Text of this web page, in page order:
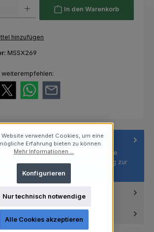
In den Warenkorb
hinzufügen
MSSX269
unseres beliebten Junior Cup. Alle
Cups, jedoch mit besserem Zugang zur
Website verwendet Cookies, um eine
Erfahrung bieten zu können.
Mehr Informationen ...
Nur technisch notwendige
Konfigurieren
Alle Cookies akzeptieren